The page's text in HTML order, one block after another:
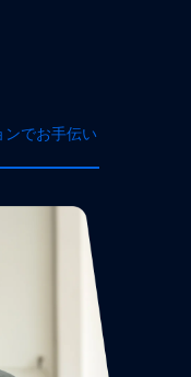
ンでお手伝い